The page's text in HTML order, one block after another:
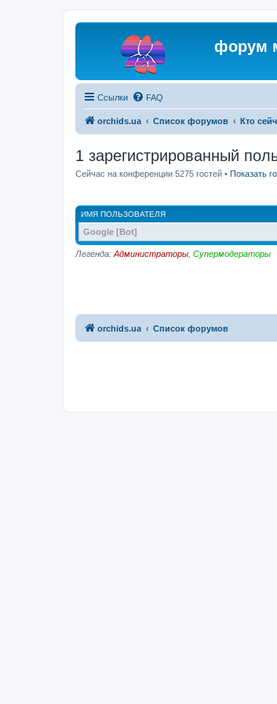
форум
Ссылки FAQ
orchids.ua Список форумов Кто
1 зарегистрированный
Сейчас на конференции 5275 гостей • Показать
ИМЯ ПОЛЬЗОВАТЕЛЯ
Google [Bot]
Легенда: Администраторы Супермодераторы
orchids.ua Список форумов